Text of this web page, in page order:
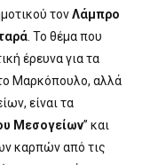
τονΛάμπρο
. Το θέμα που
έρευνα για τα
Μαρκόπουλο, αλλά
είναι τα
Μεσογείων” και
καρπών από τις